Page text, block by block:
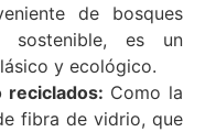
de bosques
sostenible, es un
y ecológico.
reciclados: Como la
fibra de vidrio, que